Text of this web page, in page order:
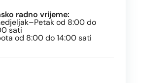
radno vrijeme:
od 8:00 do
sati
od 8:00 do 14:00 sati